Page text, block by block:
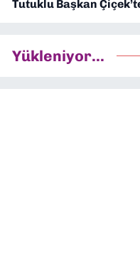
Tutuklu Başkan
Yükleniyor...